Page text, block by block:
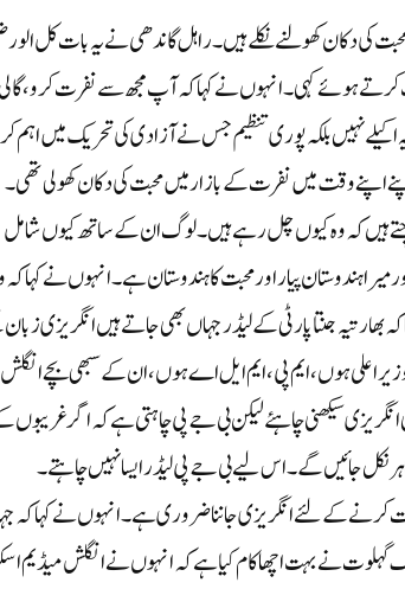
کی دکان کھولنے نکلے ہیں ۔راہل گاندھی نے یہ بات کل
کرتے ہوئے کہی۔ انہوں نے کہا کہ آپ مجھ سے نفرت کرو،
اکیلے نہیں بلکہ پوری تنظیم جس نے آزادی کی تحریک میں اہم
اپنے وقت میں نفرت کے بازار میں محبت کی دکان کھولی تھی۔
ہیں کہ وہ کیوں چل رہے ہیں۔ لوگ ان کے ساتھ کیوں شامل
ہندوستان پیار اور محبت کا ہندوستان ہے۔ انہوں نے کہا کہ
جنتا پارٹی کے لیڈر جہاں بھی جاتے ہیں انگریزی
اعلی ہوں، ایم پی، ایم ایل اے ہوں، ان کے سبھی بچے انگلش
سیکھنی چاہئے لیکن بی جے پی چاہتی ہے کہ اگر غریبوں
نکل جائیں گے۔ اس لیے بی جے پی لیڈر ایسا نہیں چاہتے۔
بات کرنے کے لئے انگریزی جاننا ضروری ہے۔ انہوں نے کہا کہ
گہلوت نے بہت اچھا کام کیا ہے کہ انہوں نے انگلش میڈیم